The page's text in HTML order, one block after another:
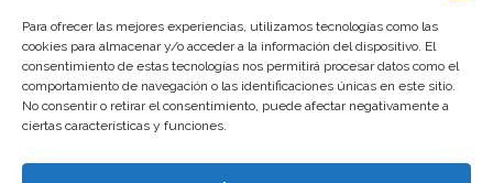
Para ofrecer las mejores experiencias, utilizamos tecnologías como las
cookies para almacenar y/o acceder a la información del dispositivo. El
consentimiento de estas tecnologías nos permitirá procesar datos como el
comportamiento de navegación o las identificaciones únicas en este sitio.
No consentir o retirar el consentimiento, puede afectar negativamente a
ciertas características y funciones.
© 2026 Canary Islands Film.